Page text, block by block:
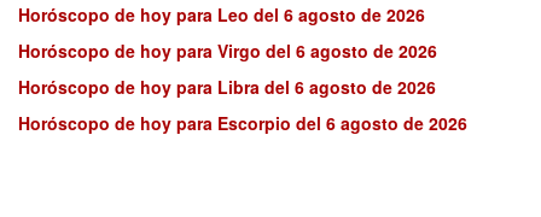
Horóscopo de hoy para Leo del 6 agosto de 2026
Horóscopo de hoy para Virgo del 6 agosto de 2026
Horóscopo de hoy para Libra del 6 agosto de 2026
Horóscopo de hoy para Escorpio del 6 agosto de 2026